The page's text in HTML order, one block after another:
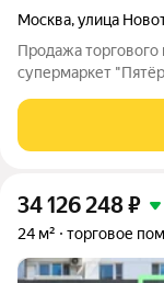
Москва,улица
Продажа
супермаркет
располагается на
вход с фасада,
34 126 248₽
24 м² торговое